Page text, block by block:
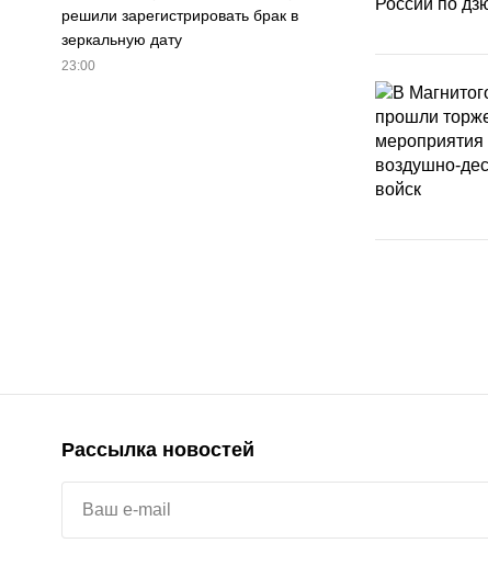
решили зарегистрировать брак в
зеркальную дату
23:00
Рассылка новостей